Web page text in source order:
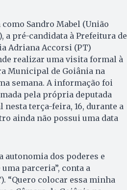
como Sandro Mabel (União
a pré-candidata à Prefeitura de
Adriana Accorsi (PT)
realizar uma visita formal à
Municipal de Goiânia na
semana. A informação foi
pela própria deputada
nesta terça-feira, 16, durante a
ainda não possui uma data
autonomia dos poderes e
parceria”, conta a
“Quero colocar essa minha